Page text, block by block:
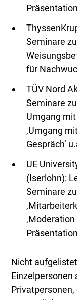
Seminare
für
TÜV Nord
Seminare
Umgang
‚Umgang
Gespräch’
UE
(Iserlohn):
Seminare
Nicht
Einzelpersonen